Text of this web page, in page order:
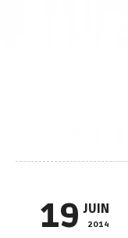
19 JUIN
2014